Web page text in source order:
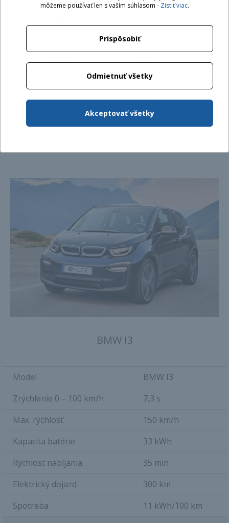
30 min (na 80 %)
Elektrický dojazd
160 km
Spotreba
Cena
BMW I3
Model
BMW I3
Zrýchlenie 0 – 100 km/h
7,3 s
Max. rýchlosť
150 km/h
Kapacita batérie
33 kWh
Rýchlosť nabíjania
35 min
Elektrický dojazd
300 km
Spotreba
11 kWh/100 km
môžeme používať len s vaším súhlasom - Zistiť viac.
Prispôsobiť
Odmietnuť všetky
Akceptovať všetky